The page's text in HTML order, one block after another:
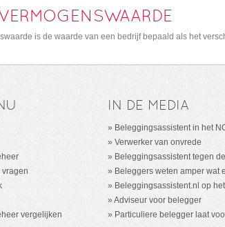
is de waarde van een bedrijf bepaald als het
vragen
vergelijken
IN DE MEDIA
Beleggingsassistent in het
Verwerker van onvrede
Beleggingsassistent tegen
Beleggers weten amper wat
Beleggingsassistent.nl op
Adviseur voor belegger
Particuliere belegger laat